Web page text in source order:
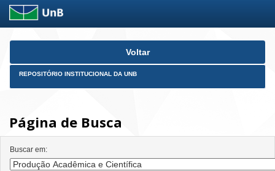
Skip
Voltar
REPOSITÓRIO INSTITUCIONAL DA UNB
Página de Busca
Buscar em: